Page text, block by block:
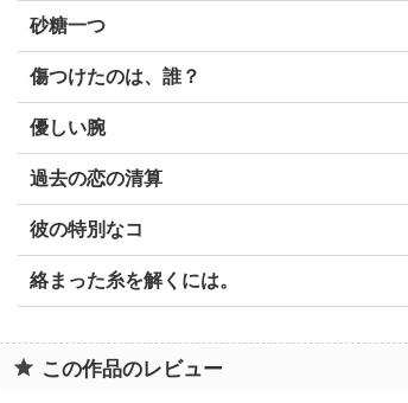
砂糖一つ
傷つけたのは、誰？
優しい腕
過去の恋の清算
彼の特別なコ
絡まった糸を解くには。
この作品のレビュー